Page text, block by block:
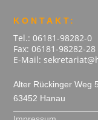
KONTAKT:
Tel.: 06181-98282-0
Fax: 06181-98282-28
E-Mail:
Alter Rückinger Weg
63452 Hanau